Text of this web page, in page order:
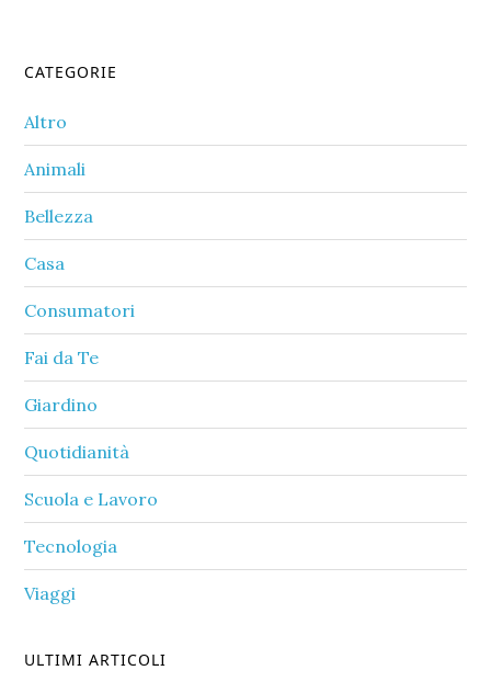
Primary
Sidebar
CATEGORIE
Altro
Animali
Bellezza
Casa
Consumatori
Fai da Te
Giardino
Quotidianità
Scuola e Lavoro
Tecnologia
Viaggi
ULTIMI ARTICOLI